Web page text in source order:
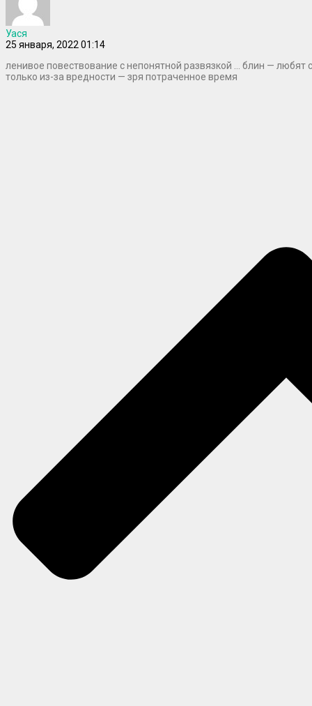
Уася
25 января, 2022 01:14
ленивое повествование с непонятной развязкой … блин —
только из-за вредности — зря потраченное время